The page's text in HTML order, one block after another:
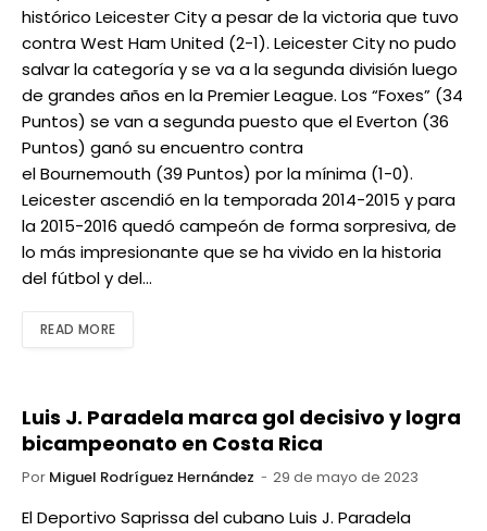
histórico Leicester City a pesar de la victoria que tuvo
contra West Ham United (2-1). Leicester City no pudo
salvar la categoría y se va a la segunda división luego
de grandes años en la Premier League. Los “Foxes” (34
Puntos) se van a segunda puesto que el Everton (36
Puntos) ganó su encuentro contra
el Bournemouth (39 Puntos) por la mínima (1-0).
Leicester ascendió en la temporada 2014-2015 y para
la 2015-2016 quedó campeón de forma sorpresiva, de
lo más impresionante que se ha vivido en la historia
del fútbol y del…
READ MORE
Luis J. Paradela marca gol decisivo y logra
bicampeonato en Costa Rica
Por Miguel Rodríguez Hernández 29 de mayo de 2023
El Deportivo Saprissa del cubano Luis J. Paradela